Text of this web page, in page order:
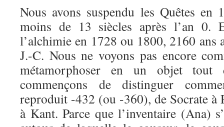
Nous avons suspendu les Quêtes
moins de 13 siècles après l’an 0.
l’alchimie en 1728 ou 1800, 2160 ans
J.-C. Nous ne voyons pas encore
métamorphoser en un objet tout
commençons de distinguer
reproduit -432 (ou -360), de Socrate à
à Kant. Parce que l’inventaire (Ana)